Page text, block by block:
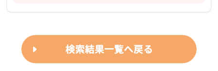
検索結果一覧へ戻る